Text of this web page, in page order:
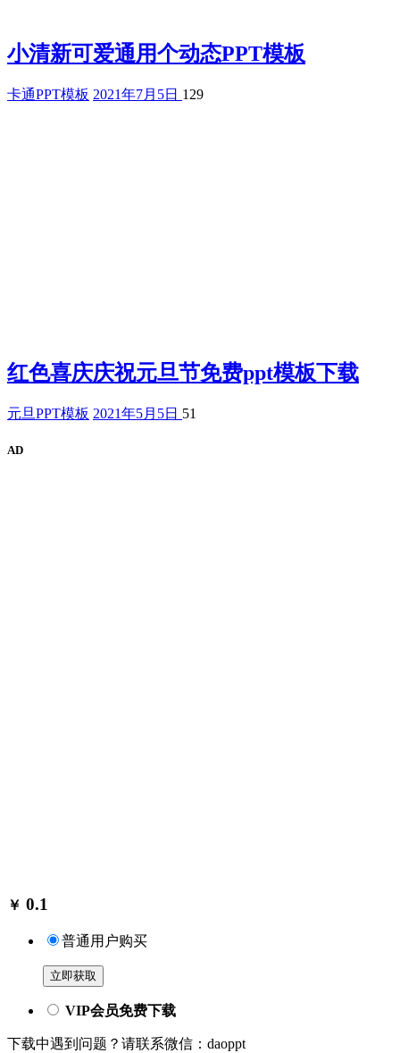
小清新可爱通用个动态PPT模板
卡通PPT模板 2021年7月5日 129
红色喜庆庆祝元旦节免费ppt模板下载
元旦PPT模板 2021年5月5日 51
AD
￥ 0.1
普通用户购买
立即获取
VIP会员免费下载
下载中遇到问题？请联系微信：daoppt